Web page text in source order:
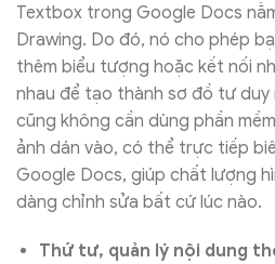
Textbox trong Google Docs
Drawing. Do đó, nó cho phép
thêm biểu tượng hoặc kết nối
nhau để tạo thành sơ đồ tư duy
cũng không cần dùng phần
ảnh dán vào, có thể trực tiếp
Google Docs, giúp chất lượng
dàng chỉnh sửa bất cứ lúc nào.
Thứ tư, quản lý nội dung